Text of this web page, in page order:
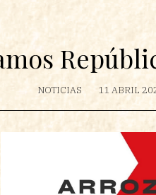
NOTICIAS 11 ABRIL